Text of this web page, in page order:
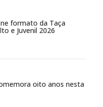
formato da Taça
e Juvenil 2026
oito anos nesta